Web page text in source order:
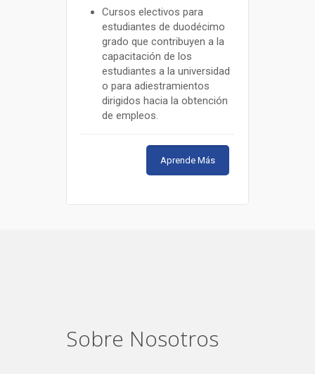
Cursos electivos para
estudiantes de duodécimo
grado que contribuyen a la
capacitación de los
estudiantes a la universidad
o para adiestramientos
dirigidos hacia la obtención
de empleos.
Aprende Más
Sobre Nosotros